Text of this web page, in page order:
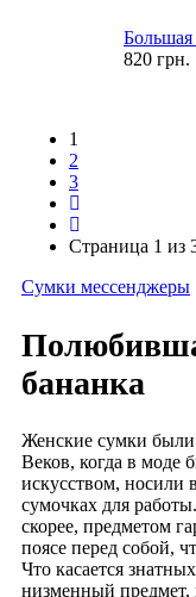
Большая
820 грн.
1
2
3
Страница 1 из
Сумки мессенджеры
бананка
Женские сумки были
Веков, когда в моде
искусством, носили
сумочках для
скорее, предметом
поясе перед собой,
Что касается
низменный предмет,